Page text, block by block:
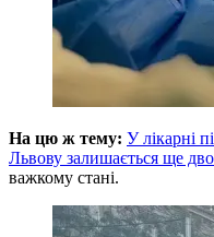
На цю ж тему: У лікарні
Львову залишається ще
важкому стані.